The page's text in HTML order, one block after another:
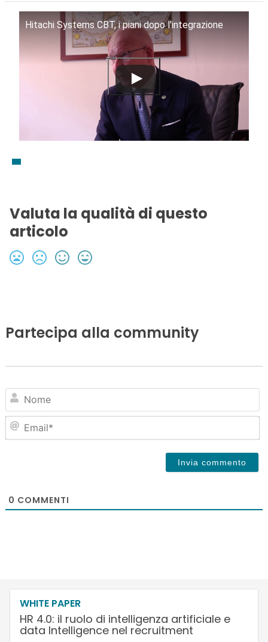
Hitachi Systems CBT, i piani dopo l'integrazione
Valuta la qualità di questo
articolo
Partecipa alla community
0 COMMENTI
WHITE PAPER
HR 4.0: il ruolo di intelligenza artificiale e
data Intelligence nel recruitment